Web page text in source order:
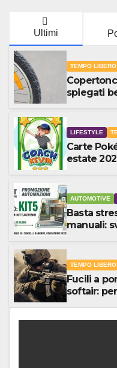
Ultimi
TEMPO LIBERO
spiegati
LIFESTYLE
Carte
estate
AUTOMOTIVE
Basta
manuali:
TEMPO LIBERO
Fucili a
softair: